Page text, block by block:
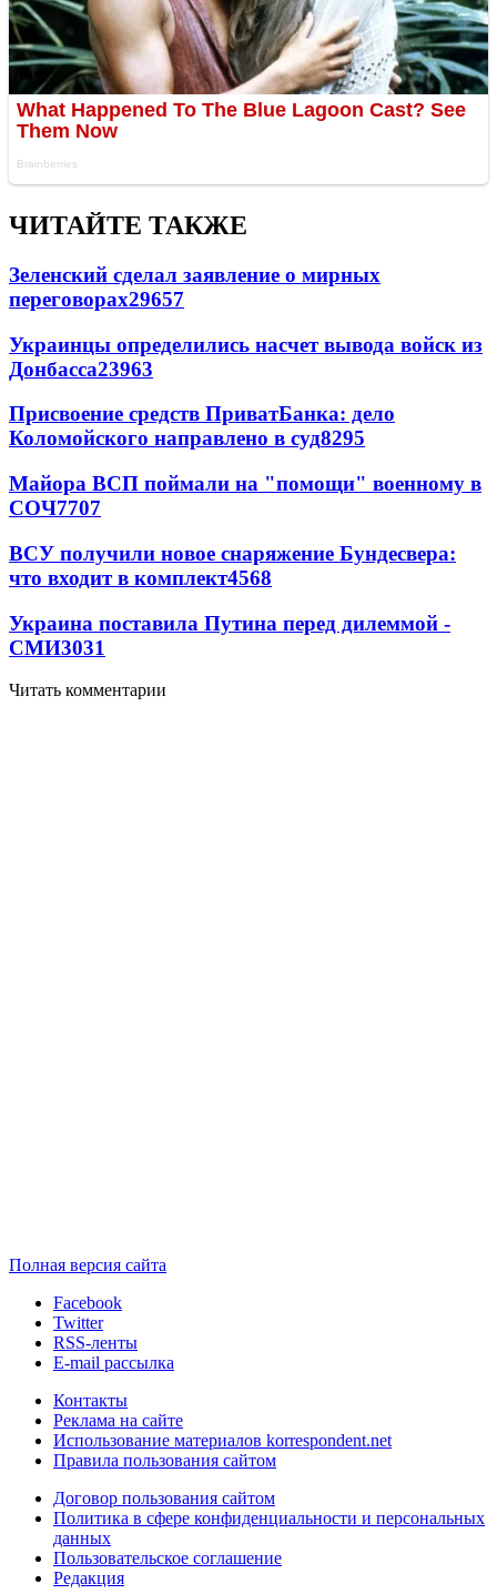
ЧИТАЙТЕ ТАКЖЕ
Зеленский сделал заявление о мирных
переговорах29657
Украинцы определились насчет вывода войск из
Донбасса23963
Присвоение средств ПриватБанка: дело
Коломойского направлено в суд8295
Майора ВСП поймали на "помощи" военному в
СОЧ7707
ВСУ получили новое снаряжение Бундесвера:
что входит в комплект4568
Украина поставила Путина перед дилеммой -
СМИ3031
Читать комментарии
Полная версия сайта
Facebook
Twitter
RSS-ленты
E-mail рассылка
Контакты
Реклама на сайте
Использование материалов korrespondent.net
Правила пользования сайтом
Договор пользования сайтом
Политика в сфере конфиденциальности и персональных
данных
Пользовательское соглашение
Редакция